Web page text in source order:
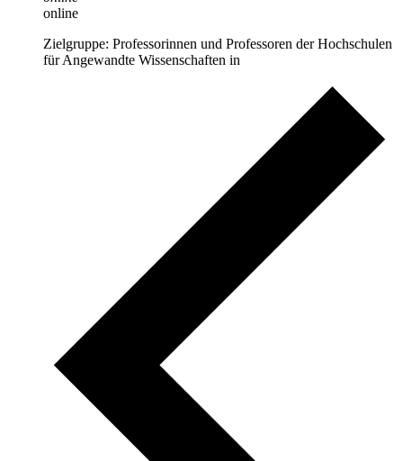
online
Zielgruppe: Professorinnen und Professoren der Hochschulen
für Angewandte Wissenschaften in